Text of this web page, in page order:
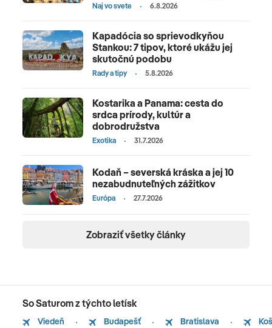
Naj vo svete 6.8.2026
Kapadócia so sprievodkyňou
Stankou: 7 tipov, ktoré ukážu jej
skutočnú podobu
Rady a tipy 5.8.2026
Kostarika a Panama: cesta do
srdca prírody, kultúr a
dobrodružstva
Exotika 31.7.2026
Kodaň – severská kráska a jej 10
nezabudnuteľných zážitkov
Európa 27.7.2026
Zobraziť všetky články
So Saturom z týchto letísk
Viedeň Budapešť Bratislava